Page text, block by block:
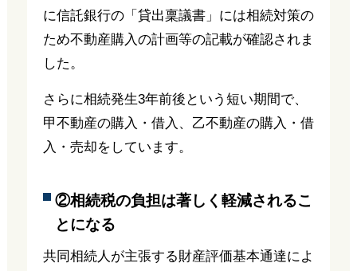
に信託銀行の「貸出稟議書」には相続対策の
ため不動産購入の計画等の記載が確認されま
した。
さらに相続発生3年前後という短い期間で、
甲不動産の購入・借入、乙不動産の購入・借
入・売却をしています。
②相続税の負担は著しく軽減されるこ
とになる
共同相続人が主張する財産評価基本通達によ